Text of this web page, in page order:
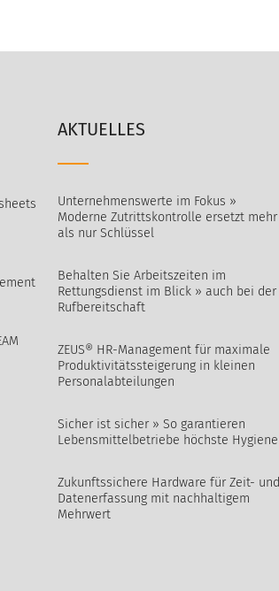
AKTUELLES
Unternehmenswerte im Fokus »
Moderne Zutrittskontrolle ersetzt mehr
als nur Schlüssel
Behalten Sie Arbeitszeiten im
Rettungsdienst im Blick » auch bei der
Rufbereitschaft
ZEUS® HR-Management für maximale
Produktivitätssteigerung in kleinen
Personalabteilungen
Sicher ist sicher » So garantieren
Lebensmittelbetriebe höchste Hygiene
Zukunftssichere Hardware für Zeit- und
Datenerfassung mit nachhaltigem
Mehrwert